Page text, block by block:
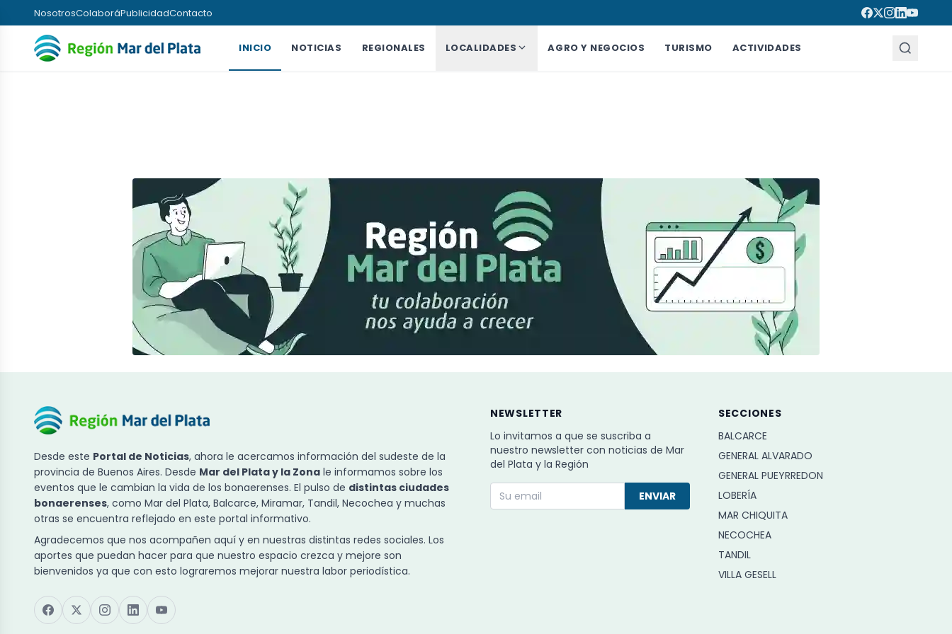
NosotrosColaboráPublicidadContacto
INICIO NOTICIAS REGIONALES LOCALIDADES AGRO Y NEGOCIOS TURISMO ACTIVIDADES
Desde este Portal de Noticias, ahora le acercamos información del sudeste de la
provincia de Buenos Aires. Desde Mar del Plata y la Zona le informamos sobre los
eventos que le cambian la vida de los bonaerenses. El pulso de distintas ciudades
bonaerenses, como Mar del Plata, Balcarce, Miramar, Tandil, Necochea y muchas
otras se encuentra reflejado en este portal informativo.
Agradecemos que nos acompañen aquí y en nuestras distintas redes sociales. Los
aportes que puedan hacer para que nuestro espacio crezca y mejore son
bienvenidos ya que con esto lograremos mejorar nuestra labor periodística.
NEWSLETTER
Lo invitamos a que se suscriba a
nuestro newsletter con noticias de Mar
del Plata y la Región
ENVIAR
SECCIONES
BALCARCE
GENERAL ALVARADO
GENERAL PUEYRREDON
LOBERÍA
MAR CHIQUITA
NECOCHEA
TANDIL
VILLA GESELL